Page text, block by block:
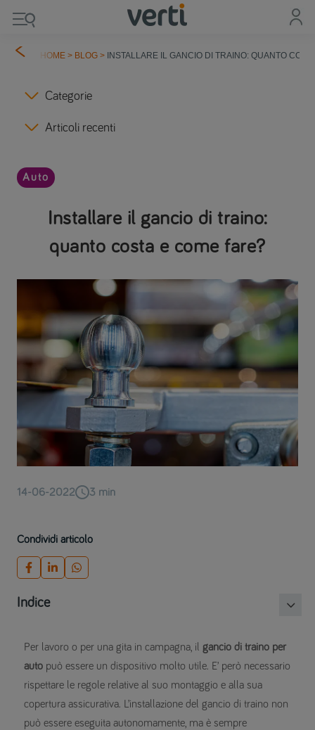
HOME > BLOG > INSTALLARE IL GANCIO DI TRAINO: QUANTO
Categorie
Articoli recenti
Installare il gancio di traino:
quanto costa e come fare?
Auto
14-06-2022 3 min
Condividi articolo
Indice
Per lavoro o per una gita in campagna, il gancio di traino per
auto può essere un dispositivo molto utile. E’ però necessario
rispettare le regole relative al suo montaggio e alla sua
copertura assicurativa. L’installazione del gancio di traino non
può essere eseguita autonomamente, ma è sempre